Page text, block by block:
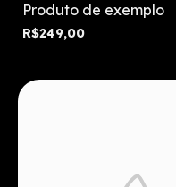
Produto de exemplo
R$249,00